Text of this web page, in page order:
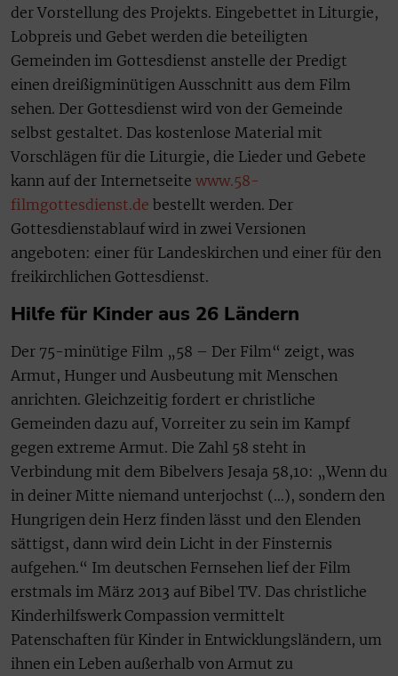
der Vorstellung des Projekts. Eingebettet in Liturgie,
Lobpreis und Gebet werden die beteiligten
Gemeinden im Gottesdienst anstelle der Predigt
einen dreißigminütigen Ausschnitt aus dem Film
sehen. Der Gottesdienst wird von der Gemeinde
selbst gestaltet. Das kostenlose Material mit
Vorschlägen für die Liturgie, die Lieder und Gebete
kann auf der Internetseite www.58-
filmgottesdienst.de bestellt werden. Der
Gottesdienstablauf wird in zwei Versionen
angeboten: einer für Landeskirchen und einer für den
freikirchlichen Gottesdienst.
Hilfe für Kinder aus 26 Ländern
Der 75-minütige Film „58 – Der Film“ zeigt, was
Armut, Hunger und Ausbeutung mit Menschen
anrichten. Gleichzeitig fordert er christliche
Gemeinden dazu auf, Vorreiter zu sein im Kampf
gegen extreme Armut. Die Zahl 58 steht in
Verbindung mit dem Bibelvers Jesaja 58,10: „Wenn du
in deiner Mitte niemand unterjochst (…), sondern den
Hungrigen dein Herz finden lässt und den Elenden
sättigst, dann wird dein Licht in der Finsternis
aufgehen.“ Im deutschen Fernsehen lief der Film
erstmals im März 2013 auf Bibel TV. Das christliche
Kinderhilfswerk Compassion vermittelt
Patenschaften für Kinder in Entwicklungsländern, um
ihnen ein Leben außerhalb von Armut zu